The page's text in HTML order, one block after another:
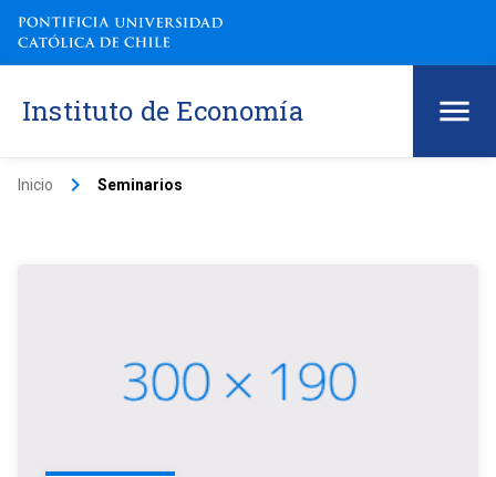
Instituto de Economía
Inicio keyboard_arrow_right Seminarios